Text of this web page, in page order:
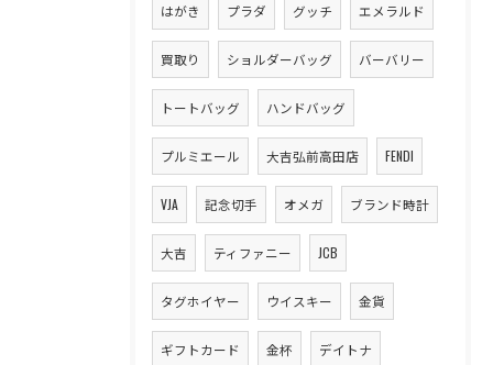
はがき プラダ グッチ エメラルド
買取り ショルダーバッグ バーバリー
トートバッグ ハンドバッグ
プルミエール 大吉弘前高田店 FENDI
VJA 記念切手 オメガ ブランド時計
大吉 ティファニー JCB
タグホイヤー ウイスキー 金貨
ギフトカード 金杯 デイトナ